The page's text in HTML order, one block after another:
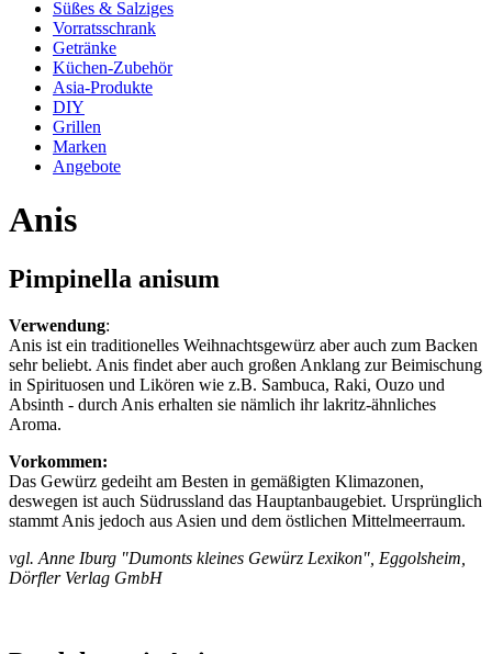
Süßes & Salziges
Vorratsschrank
Getränke
Küchen-Zubehör
Asia-Produkte
DIY
Grillen
Marken
Angebote
Anis
Pimpinella anisum
Verwendung:
Anis ist ein traditionelles Weihnachtsgewürz aber auch zum Backen
sehr beliebt. Anis findet aber auch großen Anklang zur Beimischung
in Spirituosen und Likören wie z.B. Sambuca, Raki, Ouzo und
Absinth - durch Anis erhalten sie nämlich ihr lakritz-ähnliches
Aroma.
Vorkommen:
Das Gewürz gedeiht am Besten in gemäßigten Klimazonen,
deswegen ist auch Südrussland das Hauptanbaugebiet. Ursprünglich
stammt Anis jedoch aus Asien und dem östlichen Mittelmeerraum.
vgl. Anne Iburg "Dumonts kleines Gewürz Lexikon", Eggolsheim,
Dörfler Verlag GmbH